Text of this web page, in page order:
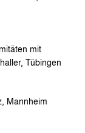
mit
Tübingen
Mannheim